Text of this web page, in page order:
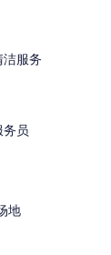
服务
员
地